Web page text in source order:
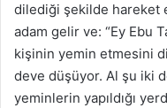
dilediği şekilde hareket
adam gelir ve: “Ey Ebu
kişinin yemin etmesini
deve düşüyor. Al şu iki
yeminlerin yapıldığı